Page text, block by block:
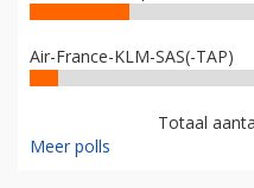
Air-France-KLM-SAS(-TAP)
Totaal
Meer polls